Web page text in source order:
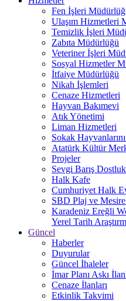
Fen İşleri
Ulaşım Hizmetleri
Temizlik İşleri
Zabıta Müdürlüğü
Veteriner İşleri
Sosyal Hizmetler
İtfaiye Müdürlüğü
Nikah İşlemleri
Cenaze Hizmetleri
Hayvan Bakımevi
Atık Yönetimi
Liman Hizmetleri
Sokak
Atatürk Kültür
Projeler
Sevgi Barış
Halk Kafe
Cumhuriyet Halk
SBD Plaj ve Mesire
Karadeniz Ereğli
Yerel Tarih
Güncel
Haberler
Duyurular
Güncel İhaleler
İmar Planı Askı
Cenaze İlanları
Etkinlik Takvimi